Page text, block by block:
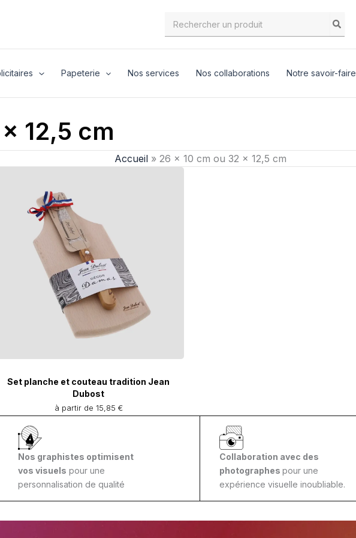
for:
Papeterie Nos services Nos collaborations Notre savoir-faire
12,5 cm
Accueil» 26 x 10 cm ou 32 x 12,5 cm
Set planche et couteau tradition Jean
Dubost
à partir de 15,85 €
Nos graphistes optimisent
vos visuels pour une
personnalisation de qualité
Collaboration avec des
photographespour une
expérience visuelle inoubliable.